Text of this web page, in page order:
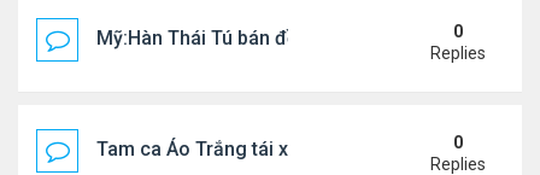
Mỹ:Hàn Thái Tú bán đồ ăn online mưu sinh
0
Replies
Tam ca Áo Trắng tái xuất trên sân khấu
0
Replies